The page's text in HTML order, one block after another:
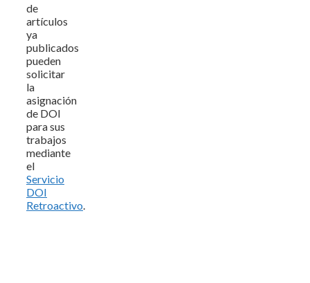
de
artículos
ya
publicados
pueden
solicitar
la
asignación
de DOI
para sus
trabajos
mediante
el
Servicio
DOI
Retroactivo.